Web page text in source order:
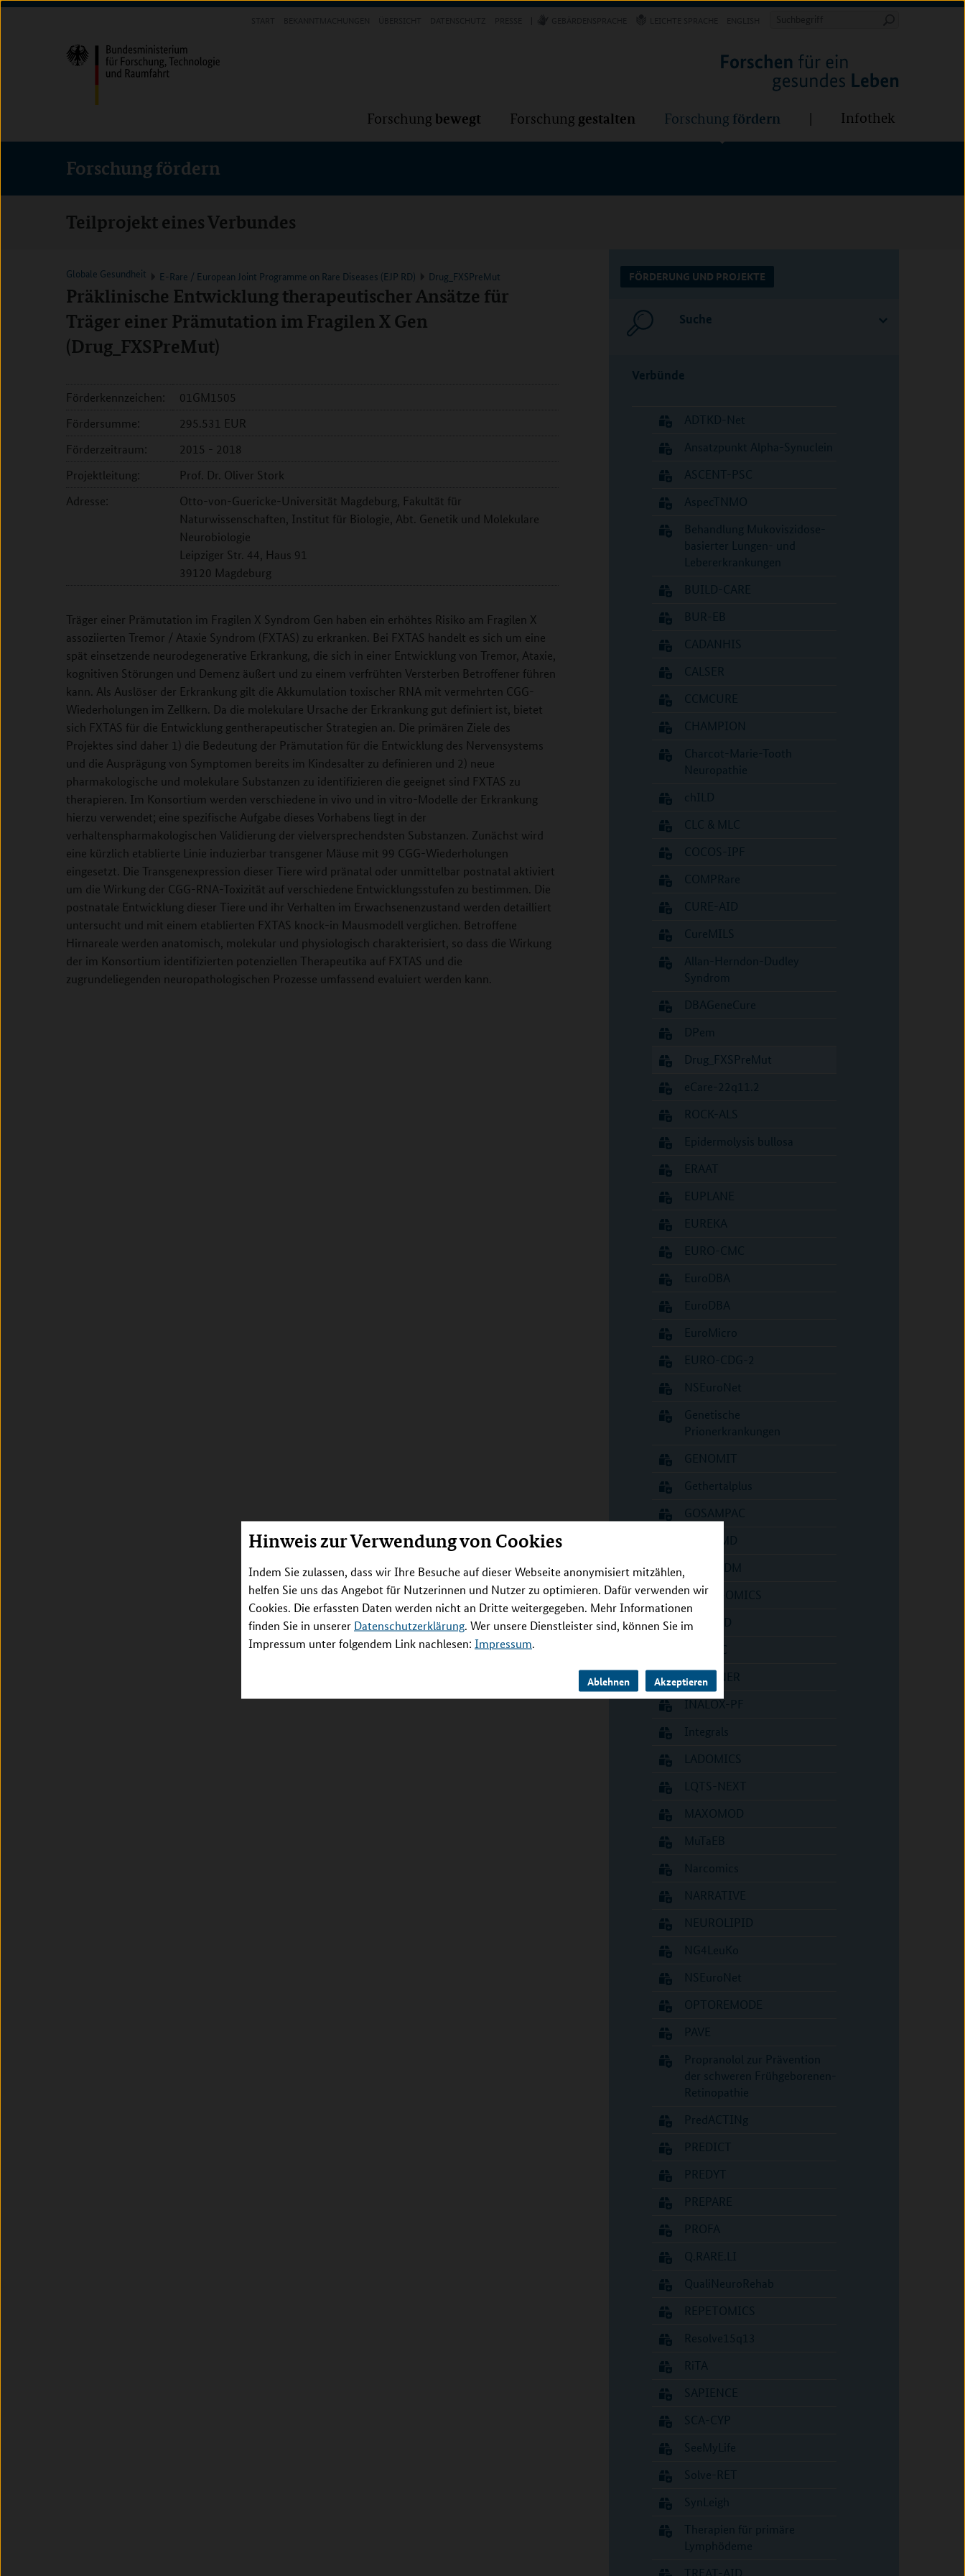
Hinweis zur Verwendung von Cookies
Indem Sie zulassen, dass wir Ihre Besuche auf dieser Webseite anonymisiert mitzählen,
helfen Sie uns das Angebot für Nutzerinnen und Nutzer zu optimieren. Dafür verwenden wir
Cookies. Die erfassten Daten werden nicht an Dritte weitergegeben. Mehr Informationen
finden Sie in unserer Datenschutzerklärung. Wer unsere Dienstleister sind, können Sie im
Impressum unter folgendem Link nachlesen: Impressum.
Ablehnen Akzeptieren
Direkt
(Eingabetaste)
Direkt
(Eingabetaste)
Direkt
(Eingabetaste)
Suchbegriff
Forschung bewegt Forschung gestalten Forschung fördern Infothek
Forschung fördern
Teilprojekt eines Verbundes
Globale Gesundheit E-Rare / European Joint Programme on Rare Diseases (EJP RD) Drug_FXSPreMut
Präklinische Entwicklung therapeutischer Ansätze für
Träger einer Prämutation im Fragilen X Gen
(Drug_FXSPreMut)
Förderkennzeichen:
01GM1505
Fördersumme:
295.531 EUR
Förderzeitraum:
2015 - 2018
Projektleitung:
Prof. Dr. Oliver Stork
Adresse:
Otto-von-Guericke-Universität Magdeburg, Fakultät für
Naturwissenschaften, Institut für Biologie, Abt. Genetik und Molekulare
Neurobiologie
Leipziger Str. 44, Haus 91
39120 Magdeburg
Träger einer Prämutation im Fragilen X Syndrom Gen haben ein erhöhtes Risiko am Fragilen X
assoziierten Tremor / Ataxie Syndrom (FXTAS) zu erkranken. Bei FXTAS handelt es sich um eine
spät einsetzende neurodegenerative Erkrankung, die sich in einer Entwicklung von Tremor, Ataxie,
kognitiven Störungen und Demenz äußert und zu einem verfrühten Versterben Betroffener führen
kann. Als Auslöser der Erkrankung gilt die Akkumulation toxischer RNA mit vermehrten CGG-
Wiederholungen im Zellkern. Da die molekulare Ursache der Erkrankung gut definiert ist, bietet
sich FXTAS für die Entwicklung gentherapeutischer Strategien an. Die primären Ziele des
Projektes sind daher 1) die Bedeutung der Prämutation für die Entwicklung des Nervensystems
und die Ausprägung von Symptomen bereits im Kindesalter zu definieren und 2) neue
pharmakologische und molekulare Substanzen zu identifizieren die geeignet sind FXTAS zu
therapieren. Im Konsortium werden verschiedene in vivo und in vitro-Modelle der Erkrankung
hierzu verwendet; eine spezifische Aufgabe dieses Vorhabens liegt in der
verhaltenspharmakologischen Validierung der vielversprechendsten Substanzen. Zunächst wird
eine kürzlich etablierte Linie induzierbar transgener Mäuse mit 99 CGG-Wiederholungen
eingesetzt. Die Transgenexpression dieser Tiere wird pränatal oder unmittelbar postnatal aktiviert
um die Wirkung der CGG-RNA-Toxizität auf verschiedene Entwicklungsstufen zu bestimmen. Die
postnatale Entwicklung dieser Tiere und ihr Verhalten im Erwachsenenzustand werden detailliert
untersucht und mit einem etablierten FXTAS knock-in Mausmodell verglichen. Betroffene
Hirnareale werden anatomisch, molekular und physiologisch charakterisiert, so dass die Wirkung
der im Konsortium identifizierten potenziellen Therapeutika auf FXTAS und die
zugrundeliegenden neuropathologischen Prozesse umfassend evaluiert werden kann.
FÖRDERUNG UND PROJEKTE
Suche
Verbünde
ADTKD-Net
Ansatzpunkt Alpha-Synuclein
ASCENT-PSC
AspecTNMO
Behandlung Mukoviszidose-
basierter Lungen- und
Lebererkrankungen
BUILD-CARE
BUR-EB
CADANHIS
CALSER
CCMCURE
CHAMPION
Charcot-Marie-Tooth
Neuropathie
chILD
CLC & MLC
COCOS-IPF
COMPRare
CURE-AID
CureMILS
Allan-Herndon-Dudley
Syndrom
DBAGeneCure
DPem
Drug_FXSPreMut
eCare-22q11.2
ROCK-ALS
Epidermolysis bullosa
ERAAT
EUPLANE
EUREKA
EURO-CMC
EuroDBA
EuroDBA
EuroMicro
EURO-CDG-2
NSEuroNet
Genetische
Prionerkrankungen
GENOMIT
Gethertalplus
GOSAMPAC
GrowDMD
HEART DM
HETER-OMICS
Hipbi-RD
IIH-ECC
IMAGINER
INALOX-PF
Integrals
LADOMICS
LQTS-NEXT
MAXOMOD
MuTaEB
Narcomics
NARRATIVE
NEUROLIPID
NG4LeuKo
NSEuroNet
OPTOREMODE
PAVE
Propranolol zur Prävention
der schweren Frühgeborenen-
Retinopathie
PredACTINg
PREDICT
PREDYT
PREPARE
PROFA
Q.RARE.LI
QualiNeuroRehab
REPETOMICS
Resolve15q13
RiTA
SAPIENCE
SCA-CYP
SeeMyLife
Solve-RET
SynLeigh
Therapien für primäre
Lymphödeme
TREAT-AID
Forschung Forschung Forschung fördern Infothek